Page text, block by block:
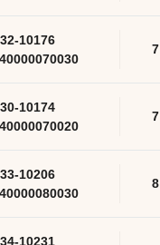
10176
10174
10206
10231